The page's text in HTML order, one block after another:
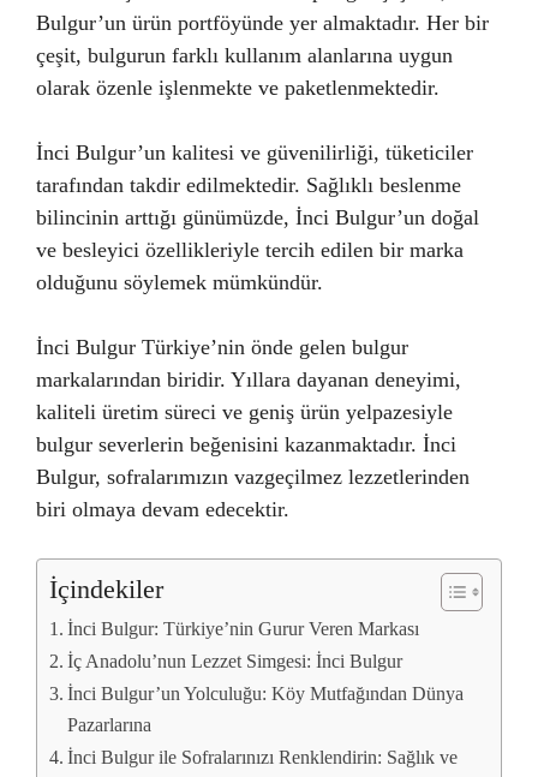
Bulgur’un ürün portföyünde yer almaktadır. Her bir
çeşit, bulgurun farklı kullanım alanlarına uygun
olarak özenle işlenmekte ve paketlenmektedir.
İnci Bulgur’un kalitesi ve güvenilirliği, tüketiciler
tarafından takdir edilmektedir. Sağlıklı beslenme
bilincinin arttığı günümüzde, İnci Bulgur’un doğal
ve besleyici özellikleriyle tercih edilen bir marka
olduğunu söylemek mümkündür.
İnci Bulgur Türkiye’nin önde gelen bulgur
markalarından biridir. Yıllara dayanan deneyimi,
kaliteli üretim süreci ve geniş ürün yelpazesiyle
bulgur severlerin beğenisini kazanmaktadır. İnci
Bulgur, sofralarımızın vazgeçilmez lezzetlerinden
biri olmaya devam edecektir.
İçindekiler
İnci Bulgur: Türkiye’nin Gurur Veren Markası
İç Anadolu’nun Lezzet Simgesi: İnci Bulgur
İnci Bulgur’un Yolculuğu: Köy Mutfağından Dünya
Pazarlarına
İnci Bulgur ile Sofralarınızı Renklendirin: Sağlık ve